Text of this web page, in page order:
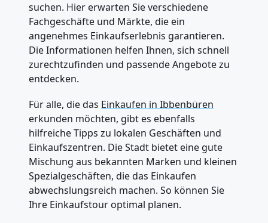
suchen. Hier erwarten Sie verschiedene
Fachgeschäfte und Märkte, die ein
angenehmes Einkaufserlebnis garantieren.
Die Informationen helfen Ihnen, sich schnell
zurechtzufinden und passende Angebote zu
entdecken.
Für alle, die das Einkaufen in Ibbenbüren
erkunden möchten, gibt es ebenfalls
hilfreiche Tipps zu lokalen Geschäften und
Einkaufszentren. Die Stadt bietet eine gute
Mischung aus bekannten Marken und kleinen
Spezialgeschäften, die das Einkaufen
abwechslungsreich machen. So können Sie
Ihre Einkaufstour optimal planen.